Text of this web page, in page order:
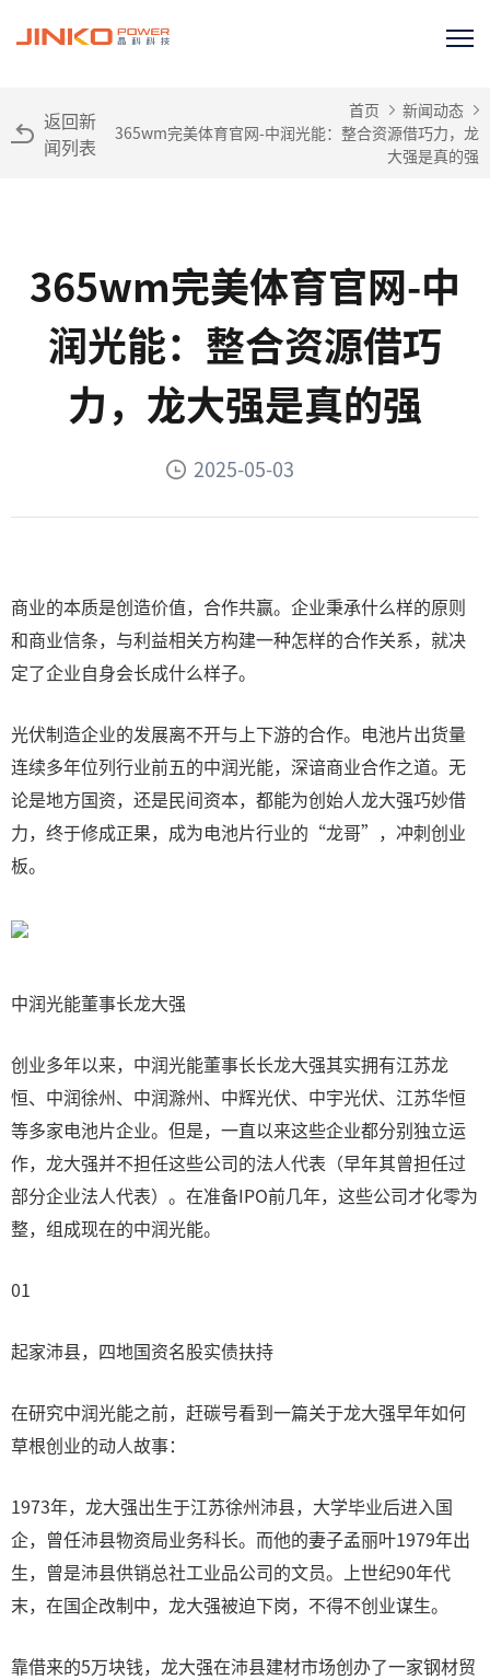
返回新
闻列表
首页
新闻动态
365wm完美体育官网-中润光能：整合资源借巧力，龙
大强是真的强
365wm完美体育官网-中
润光能：整合资源借巧
力，龙大强是真的强
2025-05-03
商业的本质是创造价值，合作共赢。企业秉承什么样的原则
和商业信条，与利益相关方构建一种怎样的合作关系，就决
定了企业自身会长成什么样子。
光伏制造企业的发展离不开与上下游的合作。电池片出货量
连续多年位列行业前五的中润光能，深谙商业合作之道。无
论是地方国资，还是民间资本，都能为创始人龙大强巧妙借
力，终于修成正果，成为电池片行业的“龙哥”，冲刺创业
板。
中润光能董事长龙大强
创业多年以来，中润光能董事长长龙大强其实拥有江苏龙
恒、中润徐州、中润滁州、中辉光伏、中宇光伏、江苏华恒
等多家电池片企业。但是，一直以来这些企业都分别独立运
作，龙大强并不担任这些公司的法人代表（早年其曾担任过
部分企业法人代表）。在准备IPO前几年，这些公司才化零为
整，组成现在的中润光能。
01
起家沛县，四地国资名股实债扶持
在研究中润光能之前，赶碳号看到一篇关于龙大强早年如何
草根创业的动人故事：
1973年，龙大强出生于江苏徐州沛县，大学毕业后进入国
企，曾任沛县物资局业务科长。而他的妻子孟丽叶1979年出
生，曾是沛县供销总社工业品公司的文员。上世纪90年代
末，在国企改制中，龙大强被迫下岗，不得不创业谋生。
靠借来的5万块钱，龙大强在沛县建材市场创办了一家钢材贸